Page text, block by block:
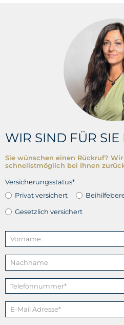
WIR SIND FÜR SIE
Sie wünschen einen Rückruf?
schnellstmöglich bei Ihnen
Versicherungsstatus*
Privat versichert
Gesetzlich versichert